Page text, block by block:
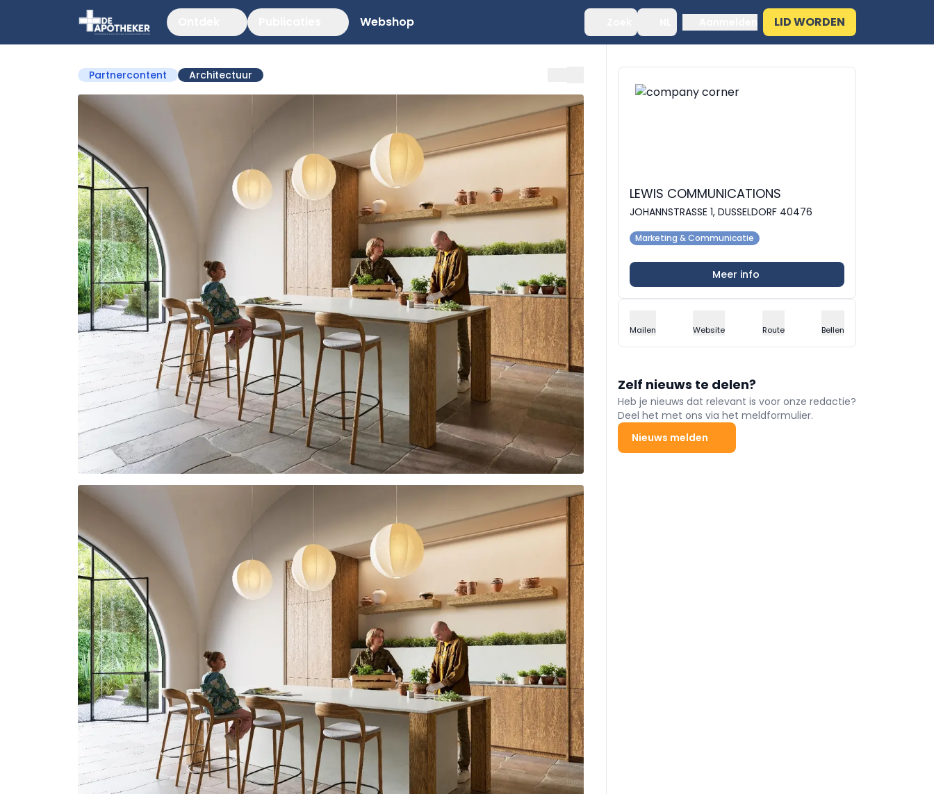
Webshop LID WORDEN
Partnercontent Architectuur
LEWIS COMMUNICATIONS
JOHANNSTRASSE 1, DUSSELDORF 40476
Marketing & Communicatie
Meer info
Mailen Website Route Bellen
Zelf nieuws te delen?
Heb je nieuws dat relevant is voor onze redactie?
Deel het met ons via het meldformulier.
Nieuws melden